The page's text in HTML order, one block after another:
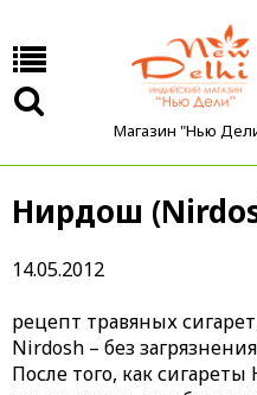
Магазин "Нью
Нирдош
14.05.2012
рецепт травяных
Nirdosh – без
После того, как